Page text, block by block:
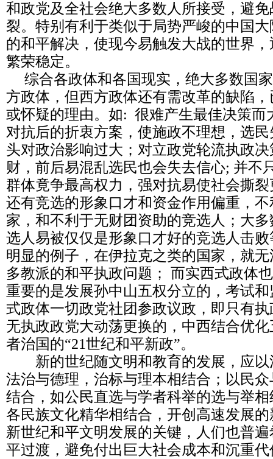
和政党及全社会绝大多数人所接受，避
裂。特别有利于类似于局势严峻的中国
的和平解决，使现今易触发大战的世界
繁荣稳定。
综合各政体和各国现实，绝大多数国
方政体，但西方政体还有需改革的缺陷
或怀疑的理由。如: 很难产生最佳决策而
对抗后的折衷方案，使施政不理想，选
头对政治影响过大；对立政党轮流执政
财，前后易混乱选民也会失去信心; 并不
群体竟争最高权力，强对抗易使社会撕
还有竞选的形象口才和资金作用偏重，
家，和不利于无财团资助的竞选人；大
选人易被仅仅是形象口才好的竞选人击
明显的例子，在伊拉克之类的国家，就
多教派的和平执政问题； 而实西式政体
重要的是发展孙中山五权分立的，考试
式政体一切政党社团参政议政，即只有
无执政政党大动荡更换的，中西结合优
者治国的“21世纪和平新政”。
新的世纪随文明和教育的发展，应以
法治与德理，治标与理本相结合；以民
结合，如公民直选与学者科举的选与举
各民族文化精华相结合，开创高速发展
新世纪和平文明发展的关键，人们也普
平过渡，避免付出巨大社会成本和沉重